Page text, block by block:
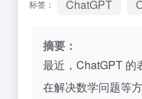
标签： ChatGPT
摘要：
最近，ChatGPT 的
在解决数学问题等